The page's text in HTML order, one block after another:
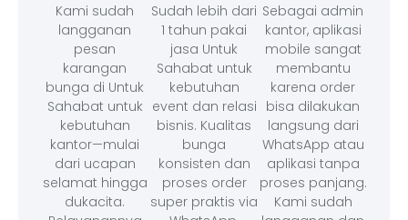
Kami sudah
langganan
pesan
karangan
bunga di Untuk
Sahabat untuk
kebutuhan
kantor—mulai
dari ucapan
selamat hingga
dukacita.
Sudah lebih dari
1 tahun pakai
jasa Untuk
Sahabat untuk
kebutuhan
event dan relasi
bisnis. Kualitas
bunga
konsisten dan
proses order
super praktis via
Sebagai admin
kantor, aplikasi
mobile sangat
membantu
karena order
bisa dilakukan
langsung dari
WhatsApp atau
aplikasi tanpa
proses panjang.
Kami sudah